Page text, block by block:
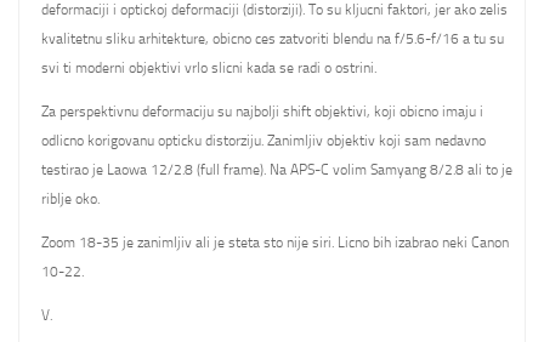
deformaciji i optickoj deformaciji (distorziji). To su kljucni faktori, jer ako zelis
kvalitetnu sliku arhitekture, obicno ces zatvoriti blendu na f/5.6-f/16 a tu su
svi ti moderni objektivi vrlo slicni kada se radi o ostrini.
Za perspektivnu deformaciju su najbolji shift objektivi, koji obicno imaju i
odlicno korigovanu opticku distorziju. Zanimljiv objektiv koji sam nedavno
testirao je Laowa 12/2.8 (full frame). Na APS-C volim Samyang 8/2.8 ali to je
riblje oko.
Zoom 18-35 je zanimljiv ali je steta sto nije siri. Licno bih izabrao neki Canon
10-22.
V.